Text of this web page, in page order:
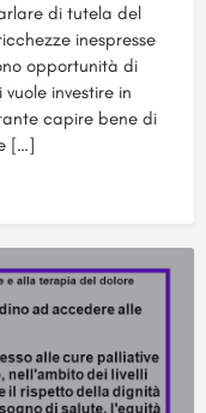
di tutela del
inespresse
opportunità di
investire in
capire bene di
[…]